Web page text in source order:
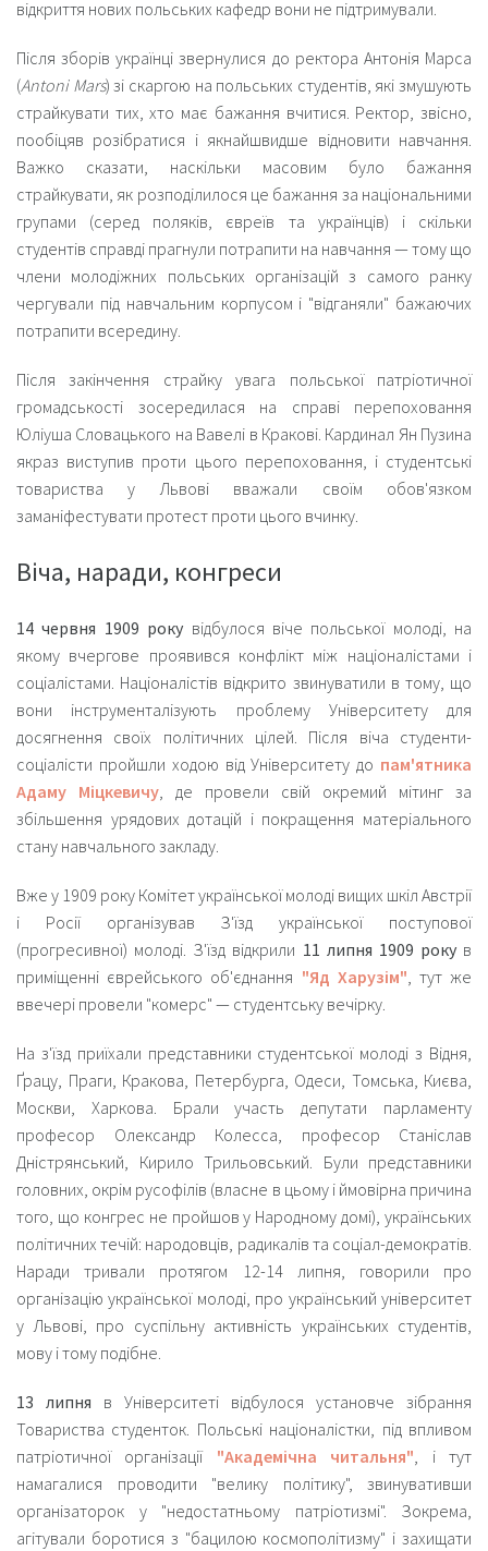
відкриття нових польських кафедр вони не підтримували.
Після зборів українці звернулися до ректора Антонія Марса
(Antoni Mars) зі скаргою на польських студентів, які змушують
страйкувати тих, хто має бажання вчитися. Ректор, звісно,
пообіцяв розібратися і якнайшвидше відновити навчання.
Важко сказати, наскільки масовим було бажання
страйкувати, як розподілилося це бажання за національними
групами (серед поляків, євреїв та українців) і скільки
студентів справді прагнули потрапити на навчання — тому що
члени молодіжних польських організацій з самого ранку
чергували під навчальним корпусом і "відганяли" бажаючих
потрапити всередину.
Після закінчення страйку увага польської патріотичної
громадськості зосередилася на справі перепоховання
Юліуша Словацького на Вавелі в Кракові. Кардинал Ян Пузина
якраз виступив проти цього перепоховання, і студентські
товариства у Львові вважали своїм обов'язком
заманіфестувати протест проти цього вчинку.
Віча, наради, конгреси
14 червня 1909 року відбулося віче польської молоді, на
якому вчергове проявився конфлікт між націоналістами і
соціалістами. Націоналістів відкрито звинуватили в тому, що
вони інструменталізують проблему Університету для
досягнення своїх політичних цілей. Після віча студенти-
соціалісти пройшли ходою від Університету до пам'ятника
Адаму Міцкевичу , де провели свій окремий мітинг за
збільшення урядових дотацій і покращення матеріального
стану навчального закладу.
Вже у 1909 року Комітет української молоді вищих шкіл Австрії
і Росії організував З'їзд української поступової
(прогресивної) молоді. З'їзд відкрили 11 липня 1909 рокув
приміщенні єврейського об'єднання "Яд Харузім" , тут же
ввечері провели "комерс" — студентську вечірку.
На з'їзд приїхали представники студентської молоді з Відня,
Ґрацу, Праги, Кракова, Петербурга, Одеси, Томська, Києва,
Москви, Харкова. Брали участь депутати парламенту
професор Олександр Колесса, професор Станіслав
Дністрянський, Кирило Трильовський. Були представники
головних, окрім русофілів (власне в цьому і ймовірна причина
того, що конгрес не пройшов у Народному домі), українських
політичних течій: народовців, радикалів та соціал-демократів.
Наради тривали протягом 12-14 липня, говорили про
організацію української молоді, про український університет
у Львові, про суспільну активність українських студентів,
мову і тому подібне.
13 липня в Університеті відбулося установче зібрання
Товариства студенток. Польські націоналістки, під впливом
патріотичної організації "Академічна читальня" , і тут
намагалися проводити "велику політику", звинувативши
організаторок у "недостатньому патріотизмі". Зокрема,
агітували боротися з "бацилою космополітизму" і захищати